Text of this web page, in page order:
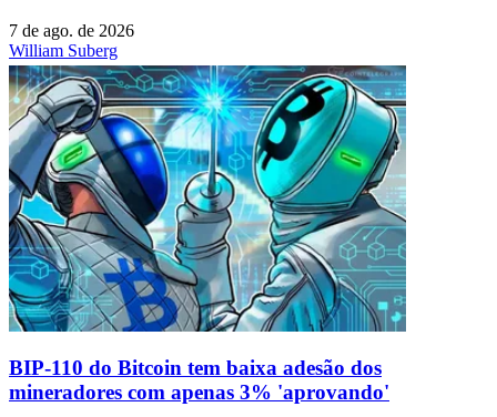
7 de ago. de 2026
William Suberg
BIP-110 do Bitcoin tem baixa adesão dos
mineradores com apenas 3% 'aprovando'